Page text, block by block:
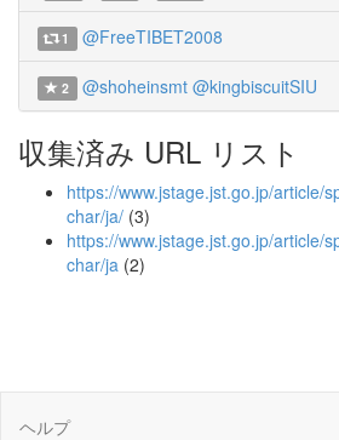
1 @FreeTIBET2008
2 @shoheinsmt @kingbiscuitSIU
収集済み URL リスト
https://www.jstage.jst.go.jp/article/
char/ja/ (3)
https://www.jstage.jst.go.jp/article/
char/ja (2)
ヘルプ